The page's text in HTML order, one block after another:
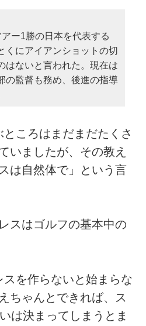
ー1勝の日本を代表する
くにアイアンショットの切
はないと言われた。現在は
の監督も務め、後進の指導
ころはまだまだたくさ
いましたが、その教え
は自然体で」という言
スはゴルフの基本中の
を作らないと始まらな
ちゃんとできれば、ス
は決まってしまうとま